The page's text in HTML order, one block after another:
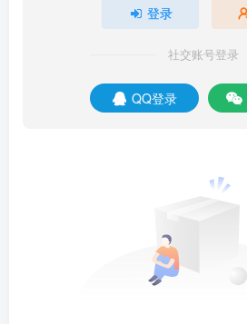
登录
社交账号登录
QQ登录